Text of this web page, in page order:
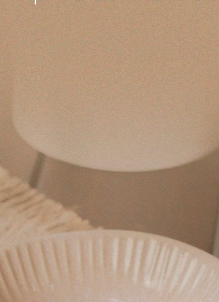
muito refinada, a Colcha Savona possui
plissados na moldura. Volumosa e
A Buddemeyer é referencia em qualidade e
cloro,o melhor sabão para manter as
em temperatura baixa. Não passar. Não